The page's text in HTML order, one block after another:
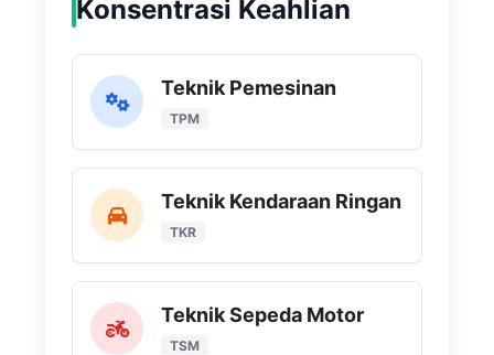
Konsentrasi Keahlian
Teknik Pemesinan
TPM
Teknik Kendaraan Ringan
TKR
Teknik Sepeda Motor
TSM